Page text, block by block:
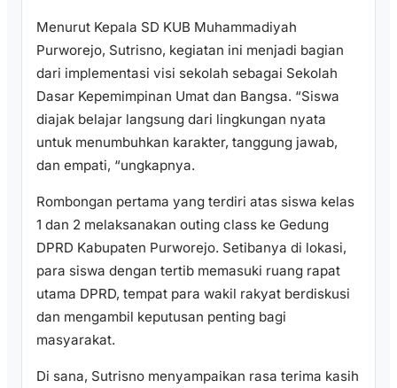
Menurut Kepala SD KUB Muhammadiyah
Purworejo, Sutrisno, kegiatan ini menjadi bagian
dari implementasi visi sekolah sebagai Sekolah
Dasar Kepemimpinan Umat dan Bangsa. “Siswa
diajak belajar langsung dari lingkungan nyata
untuk menumbuhkan karakter, tanggung jawab,
dan empati, “ungkapnya.
Rombongan pertama yang terdiri atas siswa kelas
1 dan 2 melaksanakan outing class ke Gedung
DPRD Kabupaten Purworejo. Setibanya di lokasi,
para siswa dengan tertib memasuki ruang rapat
utama DPRD, tempat para wakil rakyat berdiskusi
dan mengambil keputusan penting bagi
masyarakat.
Di sana, Sutrisno menyampaikan rasa terima kasih